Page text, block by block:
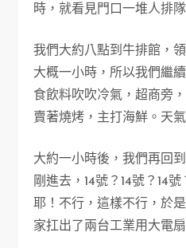
時，就看見門口一堆人排隊
我們大約八點到牛排館，
大概一小時，所以我們繼
食飲料吹吹冷氣，超商旁
賣著燒烤，主打海鮮。天
大約一小時後，我們再回
剛進去，14號？14號？14
耶！不行，這樣不行，於
家扛出了兩台工業用大電